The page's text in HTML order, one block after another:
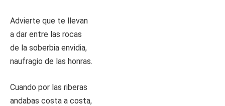
Advierte que te llevan
a dar entre las rocas
de la soberbia envidia,
naufragio de las honras.
Cuando por las riberas
andabas costa a costa,